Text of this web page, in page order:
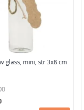
glass, mini, str 3x8 cm